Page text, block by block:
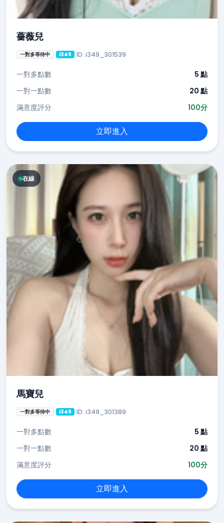
薔薇兒
一對多等待中 i349 ID: i349_301539
一對多點數
5 點
一對一點數
20 點
滿意度評分
100分
立即進入
在線
馬寶兒
一對多等待中 i349 ID: i349_301389
一對多點數
5 點
一對一點數
20 點
滿意度評分
100分
立即進入